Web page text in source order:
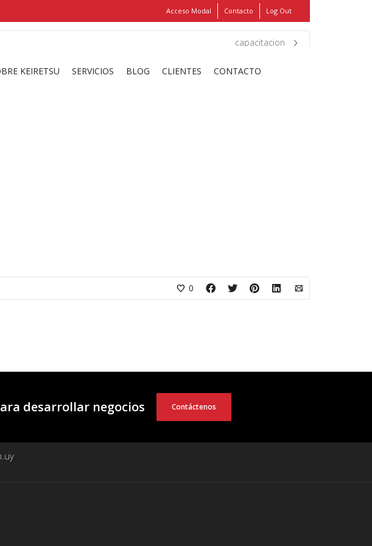
between £ . Show
FIND MY ITEMS!
Acceso Modal Contacto Log Out
KEIRETSU SERVICIOS BLOG CLIENTES CONTACTO
capacitacion
0
desarrollar negocios Contáctenos